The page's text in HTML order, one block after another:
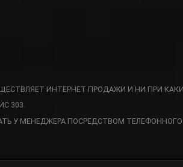
ИНТЕРНЕТ ПРОДАЖИ И НИ ПРИ
303.
МЕНЕДЖЕРА ПОСРЕДСТВОМ